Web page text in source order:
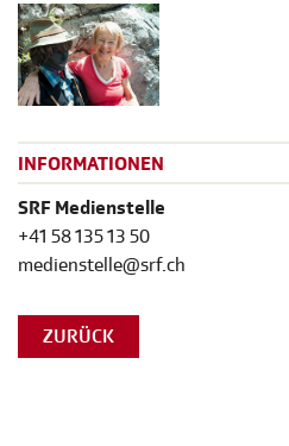
INFORMATIONEN
SRF Medienstelle
+41 58 135 13 50
medienstelle@srf.ch
ZURÜCK